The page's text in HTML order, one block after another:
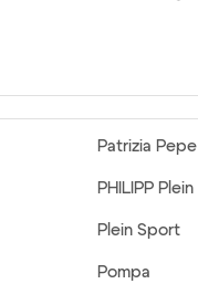
Patrizia Pepe
PHILIPP Plein
Plein Sport
Pompa